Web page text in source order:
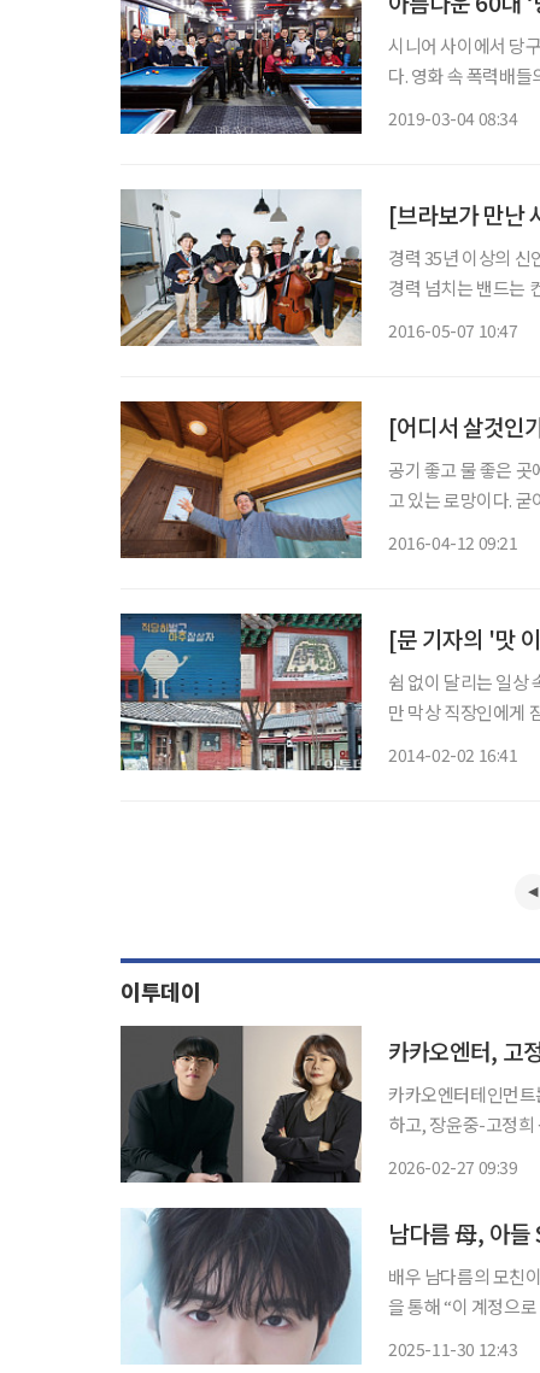
시니어 사이에서 당
다. 영화 속 폭력배
2019-03-04 08:34
[브라보가 만난
경력 35년 이상의 신
경력 넘치는 밴드는
2016-05-07 10:47
[어디서 살것인
공기 좋고 물 좋은
고 있는 로망이다. 굳
2016-04-12 09:21
[문 기자의 '맛
쉼 없이 달리는 일상
만 막상 직장인에게
2014-02-02 16:41
이투데이
카카오엔터테인먼
하고, 장윤중-고정희
2026-02-27 09:39
배우 남다름의 모친이 아들의
을 통해 “이 계정으
2025-11-30 12:43